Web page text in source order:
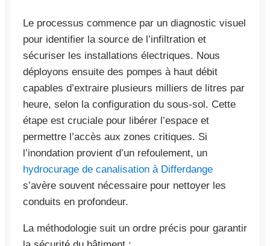
Le processus commence par un diagnostic visuel
pour identifier la source de l’infiltration et
sécuriser les installations électriques. Nous
déployons ensuite des pompes à haut débit
capables d’extraire plusieurs milliers de litres par
heure, selon la configuration du sous-sol. Cette
étape est cruciale pour libérer l’espace et
permettre l’accès aux zones critiques. Si
l’inondation provient d’un refoulement, un
hydrocurage de canalisation à Differdange
s’avère souvent nécessaire pour nettoyer les
conduits en profondeur.
La méthodologie suit un ordre précis pour garantir